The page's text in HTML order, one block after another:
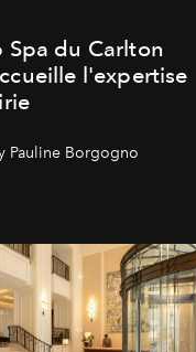
Spa du Carlton
l'expertise
Pauline Borgogno